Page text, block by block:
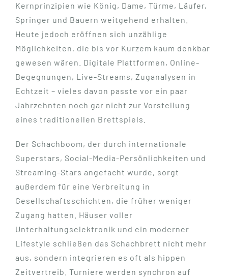
Kernprinzipien wie König, Dame, Türme, Läufer,
Springer und Bauern weitgehend erhalten.
Heute jedoch eröffnen sich unzählige
Möglichkeiten, die bis vor Kurzem kaum denkbar
gewesen wären. Digitale Plattformen, Online-
Begegnungen, Live-Streams, Zuganalysen in
Echtzeit – vieles davon passte vor ein paar
Jahrzehnten noch gar nicht zur Vorstellung
eines traditionellen Brettspiels.
Der Schachboom, der durch internationale
Superstars, Social-Media-Persönlichkeiten und
Streaming-Stars angefacht wurde, sorgt
außerdem für eine Verbreitung in
Gesellschaftsschichten, die früher weniger
Zugang hatten. Häuser voller
Unterhaltungselektronik und ein moderner
Lifestyle schließen das Schachbrett nicht mehr
aus, sondern integrieren es oft als hippen
Zeitvertreib. Turniere werden synchron auf